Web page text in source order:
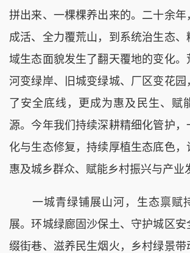
拼出来、一棵棵养出来的。二十余年
成活、全力覆荒山，到系统治生态
域生态面貌发生了翻天覆地的变化。
河变绿岸、旧城变绿城、厂区变花园
了安全底线，更成为惠及民生、赋
源。今年我们持续深耕精细化管护
化与生态修复，持续厚植生态底色，
惠及城乡群众、赋能乡村振兴与产业
一城青绿铺展山河，生态禀赋
展。环城绿廊固沙保土、守护城区安
缀街巷、滋养民生烟火，乡村绿景带